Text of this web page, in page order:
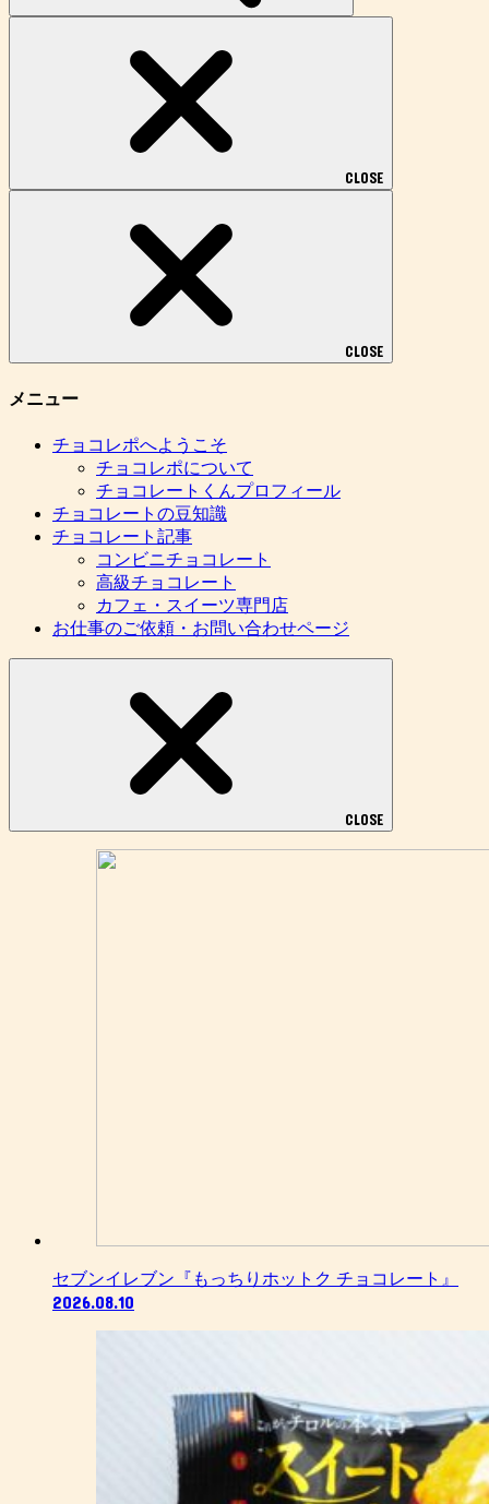
CLOSE
CLOSE
メニュー
チョコレポへようこそ
チョコレポについて
チョコレートくんプロフィール
チョコレートの豆知識
チョコレート記事
コンビニチョコレート
高級チョコレート
カフェ・スイーツ専門店
お仕事のご依頼・お問い合わせページ
CLOSE
セブンイレブン『もっちりホットク チョコレート』
2026.08.10